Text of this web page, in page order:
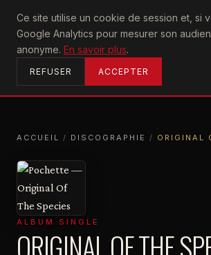
Ce site utilise un cookie de session et, si
Google Analytics pour mesurer son
anonyme. En savoir plus.
REFUSER ACCEPTER
U2achtung
ACCUEIL
ACCUEIL / DISCOGRAPHIE / ORIGINAL
ALBUM SINGLE
ORIGINAL OF THE